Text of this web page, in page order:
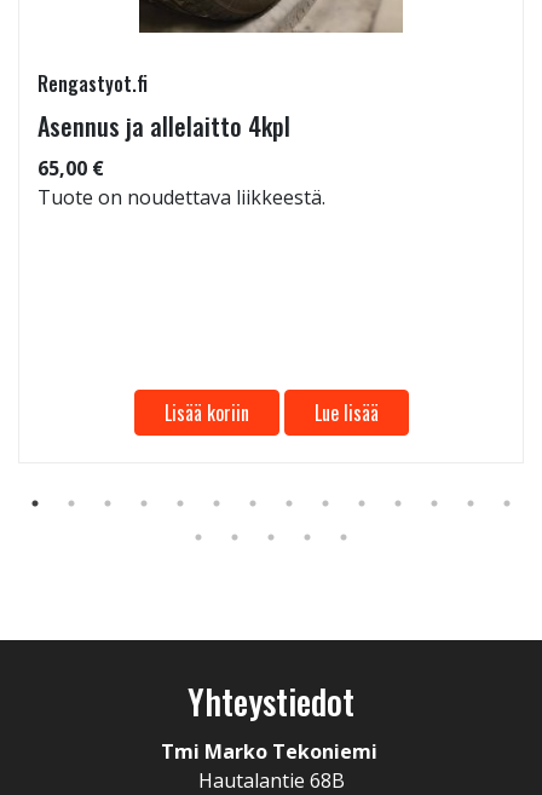
Rengastyot.fi
Asennus ja allelaitto 4kpl
65,00 €
Tuote on noudettava liikkeestä.
Lisää koriin Lue lisää
Yhteystiedot
Tmi Marko Tekoniemi
Hautalantie 68B